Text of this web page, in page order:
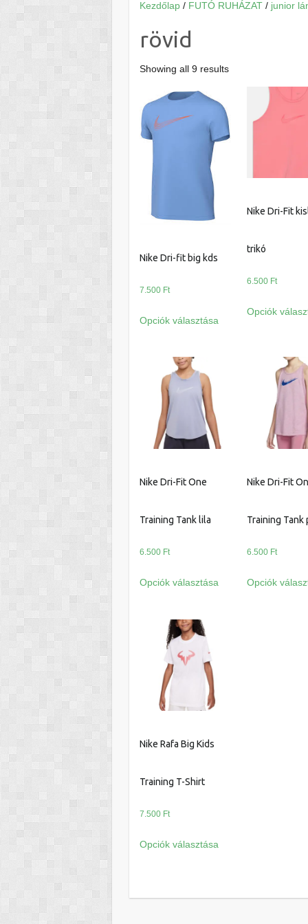
Kezdőlap/ FUTÓ RUHÁZAT/ junior
rövid
Showing all 9 results
Nike Dri-fit big kds
7.500 Ft
Opciók választása
a
változatok
a
választhatók
Nike Dri-Fit
trikó
6.500 Ft
Opciók
Nike Dri-Fit One
Training Tank lila
6.500 Ft
Opciók választása
a
Nike Dri-Fit
Training Tank
6.500 Ft
Opciók
Nike Rafa Big Kids
Training T-Shirt
7.500 Ft
Opciók választása
a
variációja